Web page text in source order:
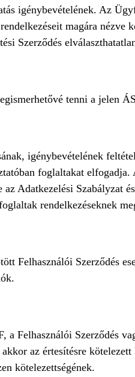
igénybevételének. Az
magára
Szerződés
tenni a jelen
igénybevételének
foglaltakat
Adatkezelési Szabályzat
rendelkezéseknek
Felhasználói Szerződés
a Felhasználói Szerződés
az értesítésre
kötelezettségének.